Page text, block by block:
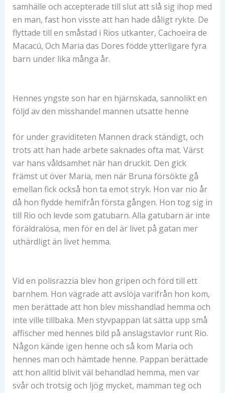
samhälle och accepterade till slut att slå sig ihop med
en man, fast hon visste att han hade dåligt rykte. De
flyttade till en småstad i Rios utkanter, Cachoeira de
Macacú, Och Maria das Dores födde ytterligare fyra
barn under lika många år.
Hennes yngste son har en hjärnskada, sannolikt en
följd av den misshandel mannen utsatte henne
för under graviditeten Mannen drack ständigt, och
trots att han hade arbete saknades ofta mat. Värst
var hans våldsamhet när han druckit. Den gick
främst ut över Maria, men när Bruna försökte gå
emellan fick också hon ta emot stryk. Hon var nio år
då hon flydde hemifrån första gången. Hon tog sig in
till Rio och levde som gatubarn. Alla gatubarn är inte
föräldralösa, men för en del är livet på gatan mer
uthärdligt än livet hemma.
Vid en polisrazzia blev hon gripen och förd till ett
barnhem. Hon vägrade att avslöja varifrån hon kom,
men berättade att hon blev misshandlad hemma och
inte ville tillbaka. Men styvpappan lät sätta upp små
affischer med hennes bild på anslagstavlor runt Rio.
Någon kände igen henne och så kom Maria och
hennes man och hämtade henne. Pappan berättade
att hon alltid blivit väl behandlad hemma, men var
svår och trotsig och ljög mycket, mamman teg och